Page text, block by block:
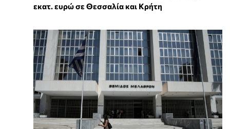
εκατ. ευρώ σε Θεσσαλία και Κρήτη